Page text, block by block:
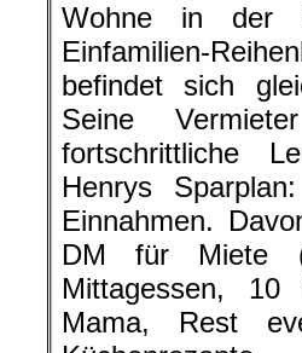
Wohne in der
Einfamilien-
befindet sich
Seine
fortschrittliche
Henrys
Einnahmen.
DM für Miete
Mittagessen,
Mama, Rest